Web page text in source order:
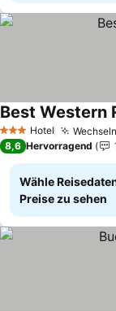
3 SterneHotel
Best Western
8,6 Hervorragend
Wähle
Preise zu sehen